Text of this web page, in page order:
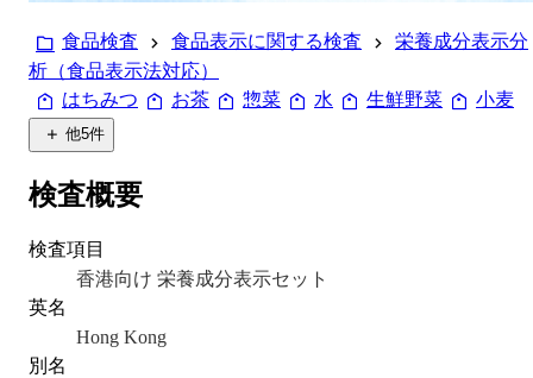
食品検査 食品表示に関する検査
栄養成分表示分
析（食品表示法対応）
はちみつ
お茶 惣菜 水 生鮮野菜 小麦
他5件
検査概要
検査項目
香港向け 栄養成分表示セット
英名
Hong Kong
別名